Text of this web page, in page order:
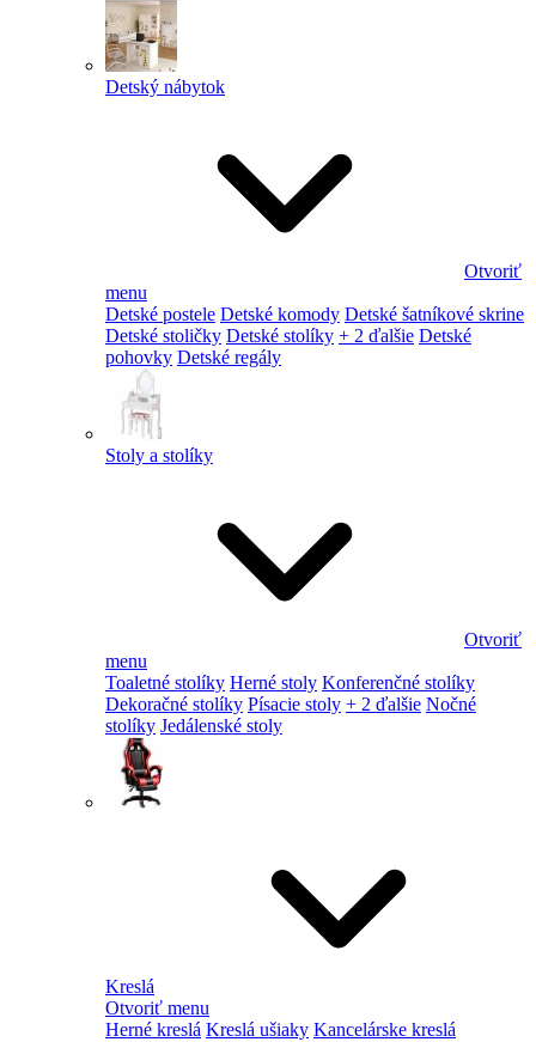
Detský nábytok
Otvoriť
menu
Detské postele Detské komody Detské šatníkové skrine
Detské stoličky Detské stolíky + 2 ďalšie Detské
pohovky Detské regály
Stoly a stolíky
Otvoriť
menu
Toaletné stolíky Herné stoly Konferenčné stolíky
Dekoračné stolíky Písacie stoly + 2 ďalšie Nočné
stolíky Jedálenské stoly
Kreslá
Otvoriť menu
Herné kreslá Kreslá ušiaky Kancelárske kreslá